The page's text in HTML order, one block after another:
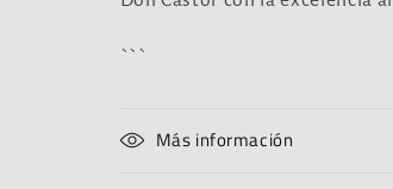
```
Más información